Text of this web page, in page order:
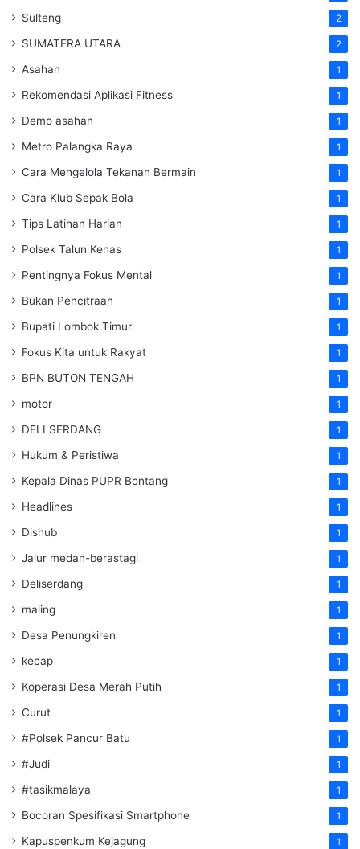
Sulteng 2
SUMATERA UTARA 2
Asahan 1
Rekomendasi Aplikasi Fitness 1
Demo asahan 1
Metro Palangka Raya 1
Cara Mengelola Tekanan Bermain 1
Cara Klub Sepak Bola 1
Tips Latihan Harian 1
Polsek Talun Kenas 1
Pentingnya Fokus Mental 1
Bukan Pencitraan 1
Bupati Lombok Timur 1
Fokus Kita untuk Rakyat 1
BPN BUTON TENGAH 1
motor 1
DELI SERDANG 1
Hukum & Peristiwa 1
Kepala Dinas PUPR Bontang 1
Headlines 1
Dishub 1
Jalur medan-berastagi 1
Deliserdang 1
maling 1
Desa Penungkiren 1
kecap 1
Koperasi Desa Merah Putih 1
Curut 1
#Polsek Pancur Batu 1
#Judi 1
#tasikmalaya 1
Bocoran Spesifikasi Smartphone 1
Kapuspenkum Kejagung 1